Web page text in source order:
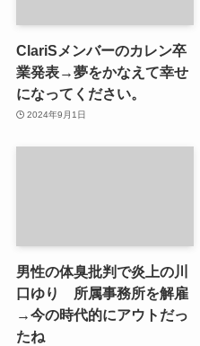
ClariSメンバーのカレン卒
業発表→夢をかなえて幸せ
になってください。
2024年9月1日
男性の体臭批判で炎上の川
口ゆり 所属事務所を解雇
→今の時代的にアウトだっ
たね